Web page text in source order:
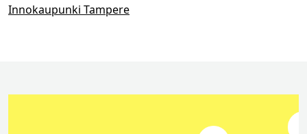
Innokaupunki Tampere